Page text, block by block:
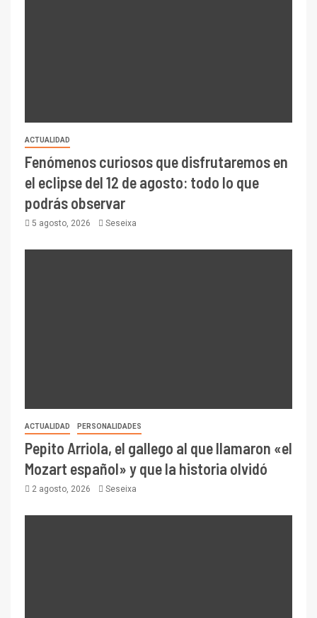
ACTUALIDAD
Fenómenos curiosos que disfrutaremos en
el eclipse del 12 de agosto: todo lo que
podrás observar
5 agosto, 2026 Seseixa
ACTUALIDAD PERSONALIDADES
Pepito Arriola, el gallego al que llamaron «el
Mozart español» y que la historia olvidó
2 agosto, 2026 Seseixa